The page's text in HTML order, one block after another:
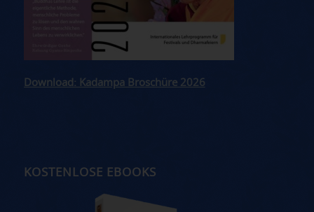
Download: Kadampa Broschüre 2026
KOSTENLOSE EBOOKS